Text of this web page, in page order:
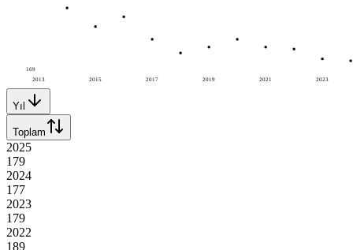
2013 2015 2017 2019 2021 2023
169
Yıl
Toplam
2025
179
2024
177
2023
179
2022
189